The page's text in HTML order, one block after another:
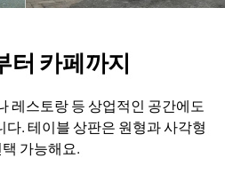
터 카페까지
레스토랑 등 상업적인 공간에도
다. 테이블 상판은 원형과 사각형
택 가능해요.